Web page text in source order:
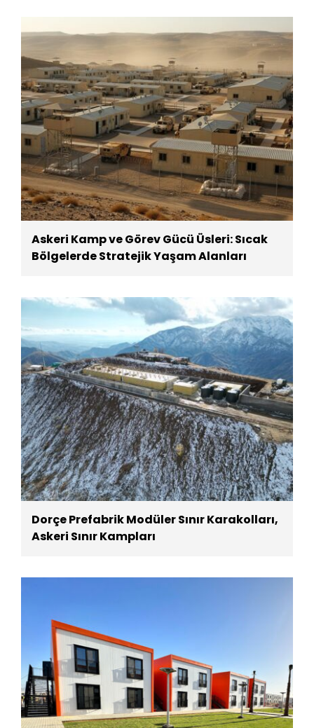
Askeri Kamp ve Görev Gücü Üsleri: Sıcak
Bölgelerde Stratejik Yaşam Alanları
Dorçe Prefabrik Modüler Sınır Karakolları,
Askeri Sınır Kampları